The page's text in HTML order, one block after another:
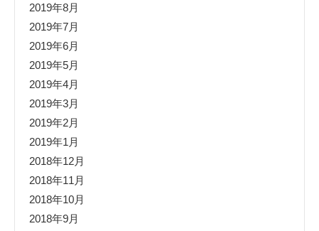
2019年8月
2019年7月
2019年6月
2019年5月
2019年4月
2019年3月
2019年2月
2019年1月
2018年12月
2018年11月
2018年10月
2018年9月